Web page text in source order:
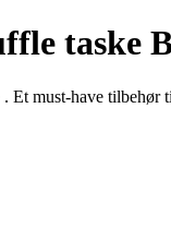
taske
Et must-have tilbehør